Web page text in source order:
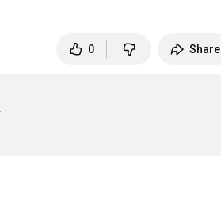
0 Share